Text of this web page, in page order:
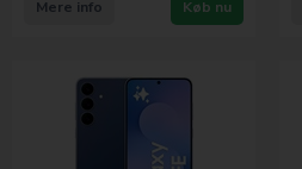
Køb nu
Mere info